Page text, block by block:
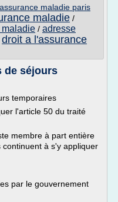
maladie paris
maladie /
maladie / adresse
droit a l'assurance
de séjours
temporaires
l'article 50 du traité
membre à part entière
à s'y appliquer
par le gouvernement